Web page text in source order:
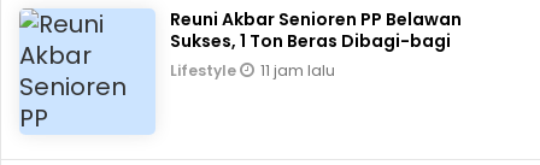
Reuni Akbar Senioren PP Belawan
Sukses, 1 Ton Beras Dibagi-bagi
Lifestyle 11 jam lalu